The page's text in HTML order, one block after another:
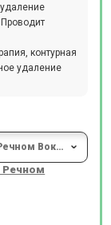
контурная
удаление
Речном